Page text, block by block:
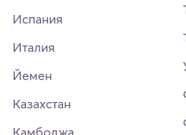
Испания
Италия
Йемен
Казахстан
Камбоджа